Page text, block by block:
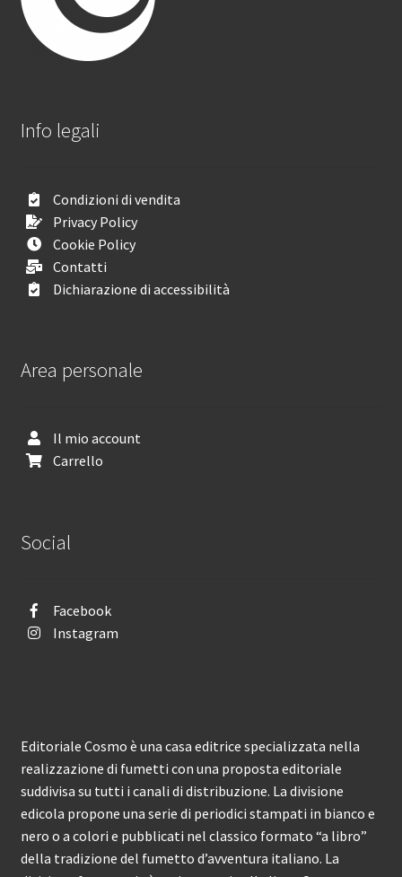
Info legali
Condizioni di vendita
Privacy Policy
Cookie Policy
Contatti
Dichiarazione di accessibilità
Area personale
Il mio account
Carrello
Social
Facebook
Instagram
Editoriale Cosmo è una casa editrice specializzata nella
realizzazione di fumetti con una proposta editoriale
suddivisa su tutti i canali di distribuzione. La divisione
edicola propone una serie di periodici stampati in bianco e
nero o a colori e pubblicati nel classico formato “a libro”
della tradizione del fumetto d’avventura italiano. La